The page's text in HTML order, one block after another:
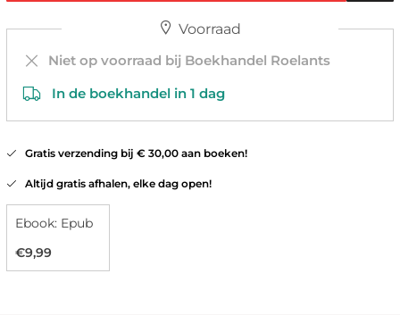
Voorraad
Niet op voorraad bij Boekhandel Roelants
In de boekhandel in 1 dag
Gratis verzending bij € 30,00 aan boeken!
Altijd gratis afhalen, elke dag open!
Ebook: Epub
€9,99